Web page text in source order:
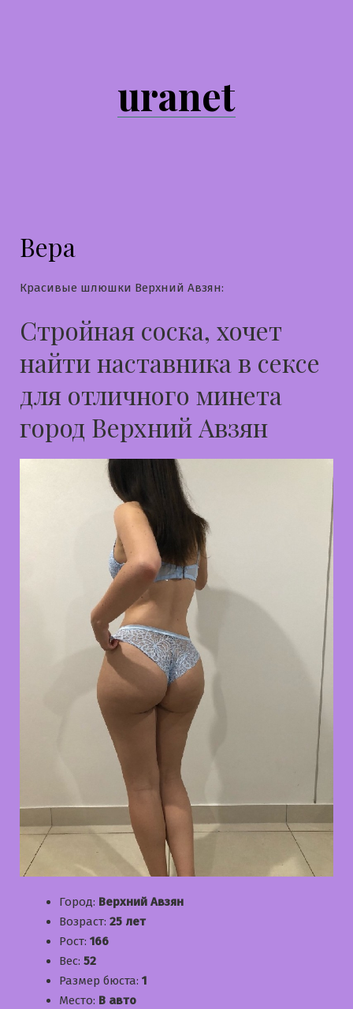
uranet
Вера
Красивые шлюшки Верхний Авзян:
Стройная соска, хочет
найти наставника в сексе
для отличного минета
город Верхний Авзян
Город: Верхний Авзян
Возраст: 25 лет
Рост: 166
Вес: 52
Размер бюста: 1
Место: В авто